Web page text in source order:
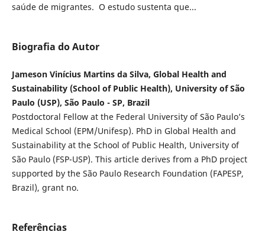
saúde de migrantes. O estudo sustenta que...
Biografia do Autor
Jameson Vinícius Martins da Silva, Global Health and
Sustainability (School of Public Health), University of São
Paulo (USP), São Paulo - SP, Brazil
Postdoctoral Fellow at the Federal University of São Paulo’s
Medical School (EPM/Unifesp). PhD in Global Health and
Sustainability at the School of Public Health, University of
São Paulo (FSP-USP). This article derives from a PhD project
supported by the São Paulo Research Foundation (FAPESP,
Brazil), grant no.
Referências